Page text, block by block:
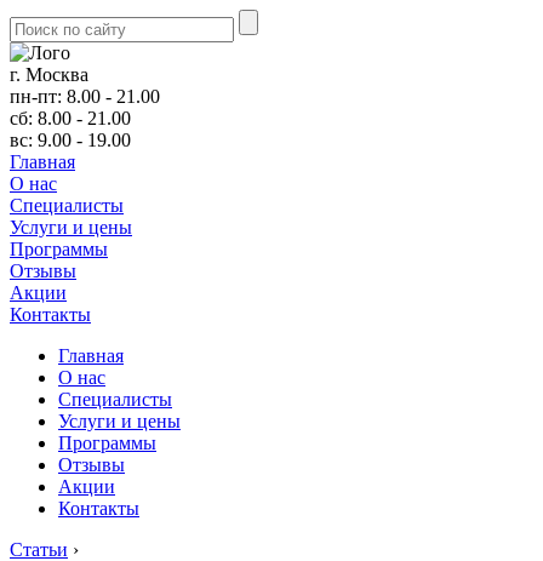
г. Москва
пн-пт: 8.00 - 21.00
сб: 8.00 - 21.00
вс: 9.00 - 19.00
Главная
О нас
Cпециалисты
Услуги и цены
Программы
Отзывы
Акции
Контакты
Главная
О нас
Cпециалисты
Услуги и цены
Программы
Отзывы
Акции
Контакты
Статьи ›